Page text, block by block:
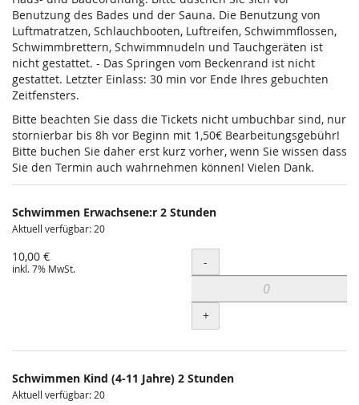
Benutzung des Bades und der Sauna. Die Benutzung von
Luftmatratzen, Schlauchbooten, Luftreifen, Schwimmflossen,
Schwimmbrettern, Schwimmnudeln und Tauchgeräten ist
nicht gestattet. - Das Springen vom Beckenrand ist nicht
gestattet. Letzter Einlass: 30 min vor Ende Ihres gebuchten
Zeitfensters.
Bitte beachten Sie dass die Tickets nicht umbuchbar sind, nur
stornierbar bis 8h vor Beginn mit 1,50€ Bearbeitungsgebühr!
Bitte buchen Sie daher erst kurz vorher, wenn Sie wissen dass
Sie den Termin auch wahrnehmen können! Vielen Dank.
Schwimmen Erwachsene:r 2 Stunden
Aktuell verfügbar: 20
10,00 €
inkl. 7% MwSt. Menge
-
+
Schwimmen Kind (4-11 Jahre) 2 Stunden
Aktuell verfügbar: 20